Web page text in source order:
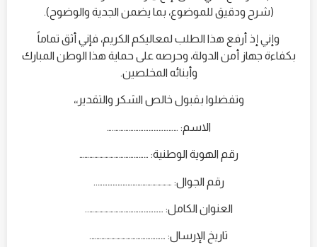
(شرح ودقيق للموضوع، بما يضمن الجدية والوضوح).
وإني إذ أرفع هذا الطلب لمعاليكم الكريم، فإني أثق تماماً
بكفاءة جهاز أمن الدولة، وحرصه على حماية هذا الوطن المبارك
وأبنائه المخلصين.
وتفضلوا بقبول خالص الشكر والتقدير،،
الاسم: ………………………………….…
رقم الهوية الوطنية: ……………………………………
رقم الجوال: ………………………………………..
العنوان الكامل: ………………………………………..
تاريخ الإرسال: ……………………………………….